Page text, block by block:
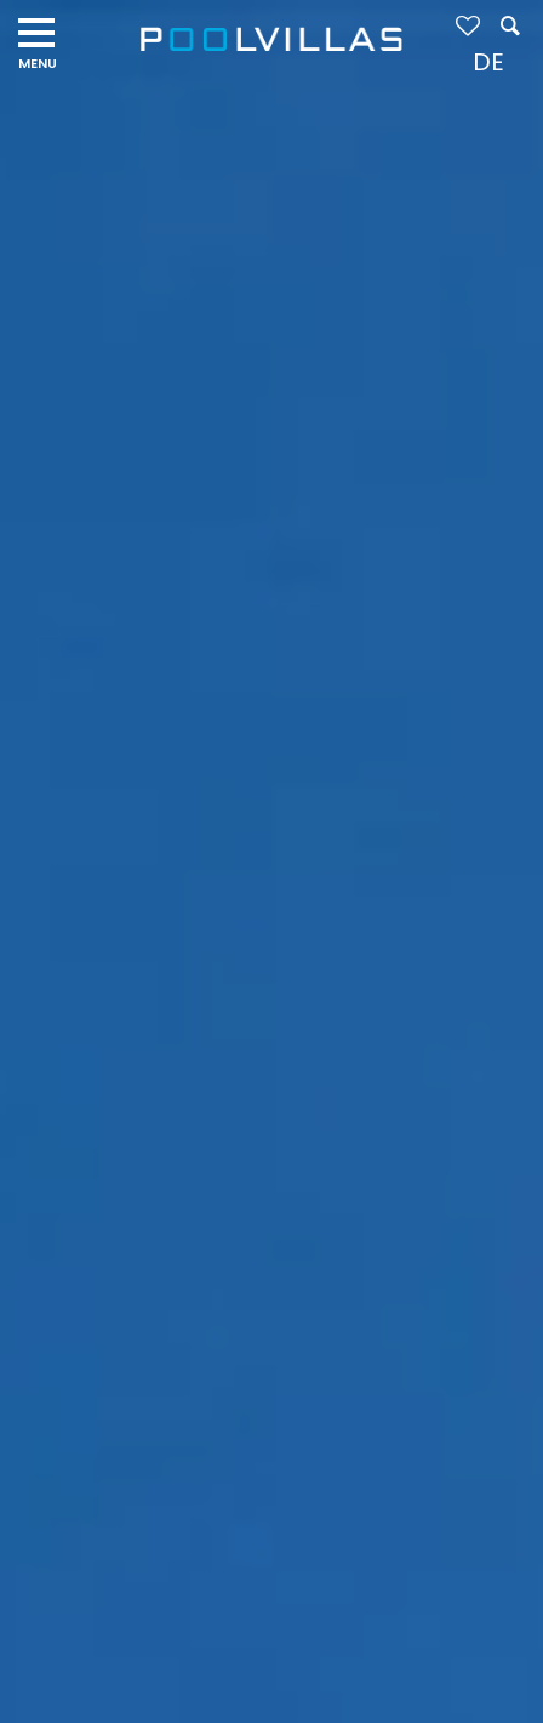
DE
Navigation
menu